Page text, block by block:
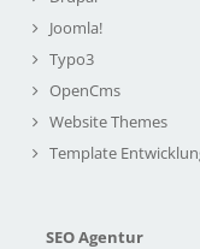
Joomla!
Typo3
OpenCms
Website Themes
Template
SEO Agentur